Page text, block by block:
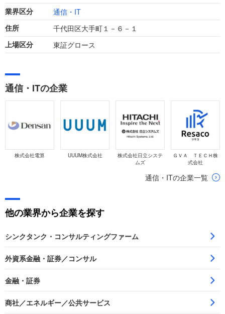
業界区分 通信・IT
住所 千代田区大手町１－６－１
上場区分 東証グロース
通信・ITの企業
株式会社電算 UUUM株式会社
株式会社日立システ
ムズ
ＧＶＡ ＴＥＣＨ株
式会社
通信・ITの企業一覧
他の業界から企業を探す
シンクタンク・コンサルティングファーム
外資系金融・証券／コンサル
金融・証券
商社／エネルギー／公共サービス